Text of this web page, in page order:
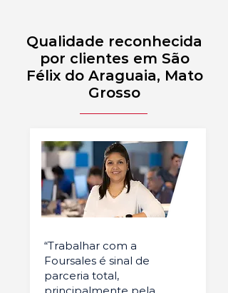
Qualidade reconhecida
por clientes em São
Félix do Araguaia, Mato
Grosso
“Trabalhar com a
Foursales é sinal de
parceria total,